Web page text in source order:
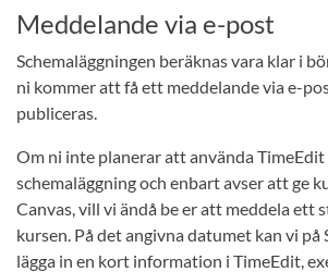
Meddelande via e-post
Schemaläggningen beräknas vara klar i
ni kommer att få ett meddelande via e-
publiceras.
Om ni inte planerar att använda
schemaläggning och enbart avser att ge
Canvas, vill vi ändå be er att meddela ett
kursen. På det angivna datumet kan vi
lägga in en kort information i TimeEdit,